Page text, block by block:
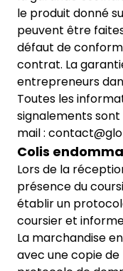
le produit donné
peuvent être
défaut de
contrat. La
entrepreneurs
Toutes les
signalements
mail :
Colis
Lors de la
présence du
établir un
coursier et
La marchandise
avec une copie